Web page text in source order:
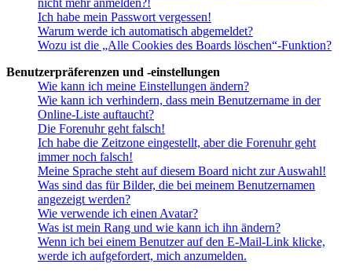
nicht mehr anmelden?!
Ich habe mein Passwort vergessen!
Warum werde ich automatisch abgemeldet?
Wozu ist die „Alle Cookies des Boards löschen“-Funktion?
Benutzerpräferenzen und -einstellungen
Wie kann ich meine Einstellungen ändern?
Wie kann ich verhindern, dass mein Benutzername in der
Online-Liste auftaucht?
Die Forenuhr geht falsch!
Ich habe die Zeitzone eingestellt, aber die Forenuhr geht
immer noch falsch!
Meine Sprache steht auf diesem Board nicht zur Auswahl!
Was sind das für Bilder, die bei meinem Benutzernamen
angezeigt werden?
Wie verwende ich einen Avatar?
Was ist mein Rang und wie kann ich ihn ändern?
Wenn ich bei einem Benutzer auf den E-Mail-Link klicke,
werde ich aufgefordert, mich anzumelden.